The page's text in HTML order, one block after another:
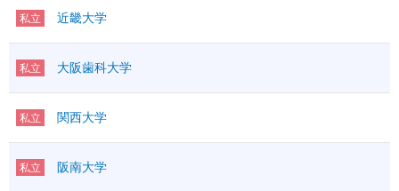
私立 近畿大学
私立 大阪歯科大学
私立 関西大学
私立 阪南大学